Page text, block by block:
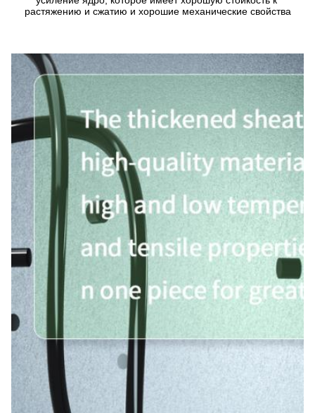
растяжению и сжатию и хорошие механические свойства